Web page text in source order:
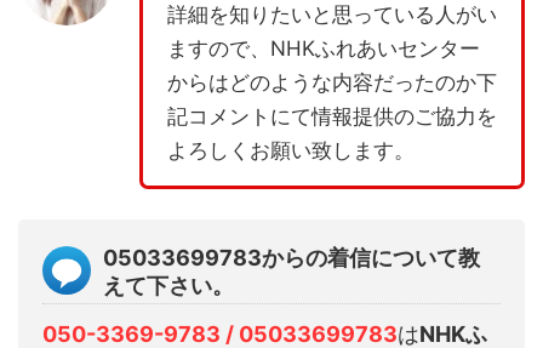
詳細を知りたいと思っている人がい
ますので、NHKふれあいセンター
からはどのような内容だったのか下
記コメントにて情報提供のご協力を
よろしくお願い致します。
05033699783からの着信について教
えて下さい。
050-3369-9783 / 05033699783はNHKふ